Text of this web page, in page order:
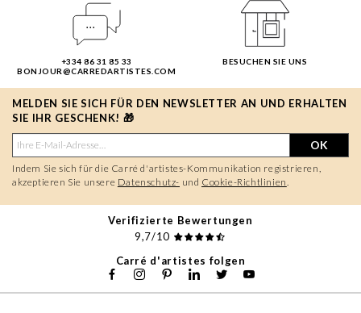
+334 86 31 85 33
BONJOUR@CARREDARTISTES.COM
BESUCHEN SIE UNS
MELDEN SIE SICH FÜR DEN NEWSLETTER AN UND ERHALTEN
SIE IHR GESCHENK! 🎁
OK
Indem Sie sich für die Carré d'artistes-Kommunikation registrieren,
akzeptieren Sie unsere Datenschutz- und Cookie-Richtlinien
Verifizierte Bewertungen
9,7/10
Carré d'artistes folgen